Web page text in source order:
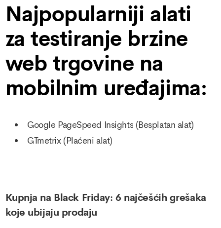
Najpopularniji alati
za testiranje brzine
web trgovine na
mobilnim uređajima:
Google PageSpeed Insights (Besplatan alat)
GTmetrix(Plaćeni alat)
Kupnja na Black Friday: 6 najčešćih grešaka
koje ubijaju prodaju